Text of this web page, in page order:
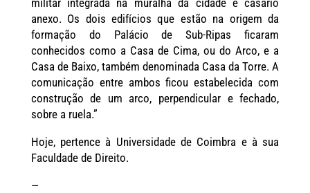
anexo. Os dois edifícios que estão na origem da
formação do Palácio de Sub-Ripas ficaram
conhecidos como a Casa de Cima, ou do Arco, e a
Casa de Baixo, também denominada Casa da Torre. A
comunicação entre ambos ficou estabelecida com
construção de um arco, perpendicular e fechado,
sobre a ruela.”
Hoje, pertence à Universidade de Coimbra e à sua
Faculdade de Direito.
—